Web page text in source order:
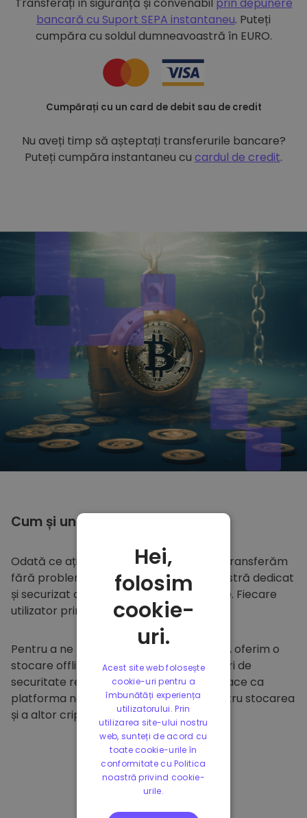
bancară cu Suport SEPA instantaneu. Puteți
cumpăra cu soldul dumneavoastră în EURO.
Cumpărați cu un card de debit sau de credit
Nu aveți timp să așteptați transferurile bancare?
Puteți cumpăra instantaneu cu cardul de credit.
Cum și unde să
Odată ce ați cumpărat peKriptomat
, îl transferăm
fără probleme în portofelul dumneavoastră dedicat
și securizat din cadrul platformei noastre. Fiecare
utilizator primește un portofel individual.
Pentru a ne proteja clienții și fondurile lor, oferim o
stocare offline sigură și efectuăm audituri de
securitate regulate. Această abordare face ca
platforma noastră să fie un paradis pentru stocarea
și a altor criptomonede.
Hei,
folosim
cookie-
uri.
Acest site web folosește
cookie-uri pentru a
îmbunătăți experiența
utilizatorului. Prin
utilizarea site-ului nostru
web, sunteți de acord cu
toate cookie-urile în
conformitate cu Politica
noastră privind cookie-
urile.